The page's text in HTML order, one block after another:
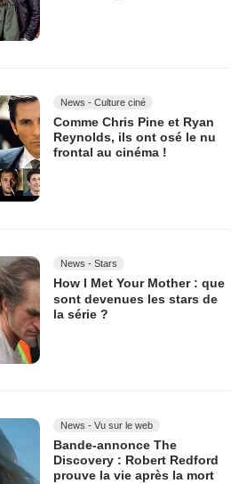
News - Culture ciné
Comme Chris Pine et Ryan
Reynolds, ils ont osé le nu
frontal au cinéma !
News - Stars
How I Met Your Mother : que
sont devenues les stars de
la série ?
News - Vu sur le web
Bande-annonce The
Discovery : Robert Redford
prouve la vie après la mort